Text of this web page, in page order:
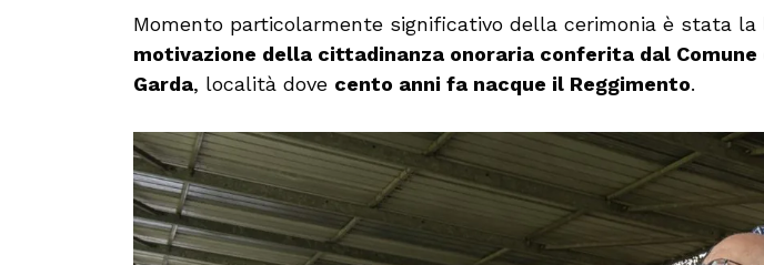
Momento particolarmente significativo della cerimonia è stata la
motivazione della cittadinanza onoraria conferita dal Comune
Garda, località dove cento anni fa nacque il Reggimento.